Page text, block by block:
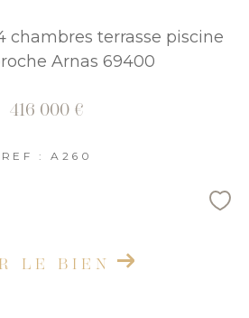
chambres terrasse piscine
Arnas 69400
416 000 €
REF : A260
LE BIEN